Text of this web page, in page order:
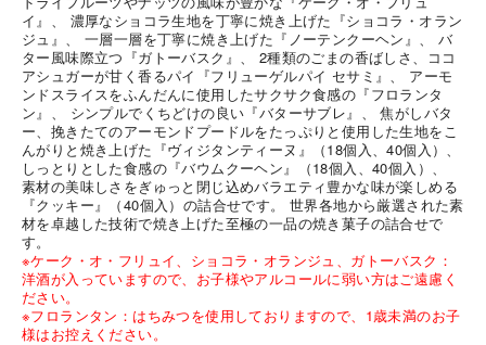
イ』、 濃厚なショコラ生地を丁寧に焼き上げた『ショコラ・オラン
ジュ』、 一層一層を丁寧に焼き上げた『ノーテンクーヘン』、 バ
ター風味際立つ『ガトーバスク』、 2種類のごまの香ばしさ、ココ
アシュガーが甘く香るパイ『フリューゲルパイ セサミ』、 アーモ
ンドスライスをふんだんに使用したサクサク食感の『フロランタ
ン』、 シンプルでくちどけの良い『バターサブレ』、 焦がしバタ
ー、挽きたてのアーモンドプードルをたっぷりと使用した生地をこ
んがりと焼き上げた『ヴィジタンティーヌ』（18個入、40個入）、
しっとりとした食感の『バウムクーヘン』（18個入、40個入）、
素材の美味しさをぎゅっと閉じ込めバラエティ豊かな味が楽しめる
『クッキー』（40個入）の詰合せです。 世界各地から厳選された素
材を卓越した技術で焼き上げた至極の一品の焼き菓子の詰合せで
す。
※ケーク・オ・フリュイ、ショコラ・オランジュ、ガトーバスク：
洋酒が入っていますので、お子様やアルコールに弱い方はご遠慮く
ださい。
※フロランタン：はちみつを使用しておりますので、1歳未満のお子
様はお控えください。